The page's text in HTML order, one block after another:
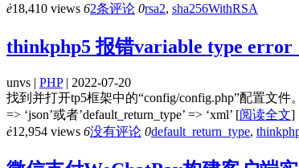
ė18,410 views 62条评论 0rsa2, sha256WithRSA
thinkphp5 报错variable type
unvs | PHP| 2022-07-20
找到并打开tp5框架中的“config/config.php”配置文件
=> ‘json’或者’default_return_type’ => ‘xml’ [阅读全文]
ė12,954 views 6没有评论 0default_return_type,